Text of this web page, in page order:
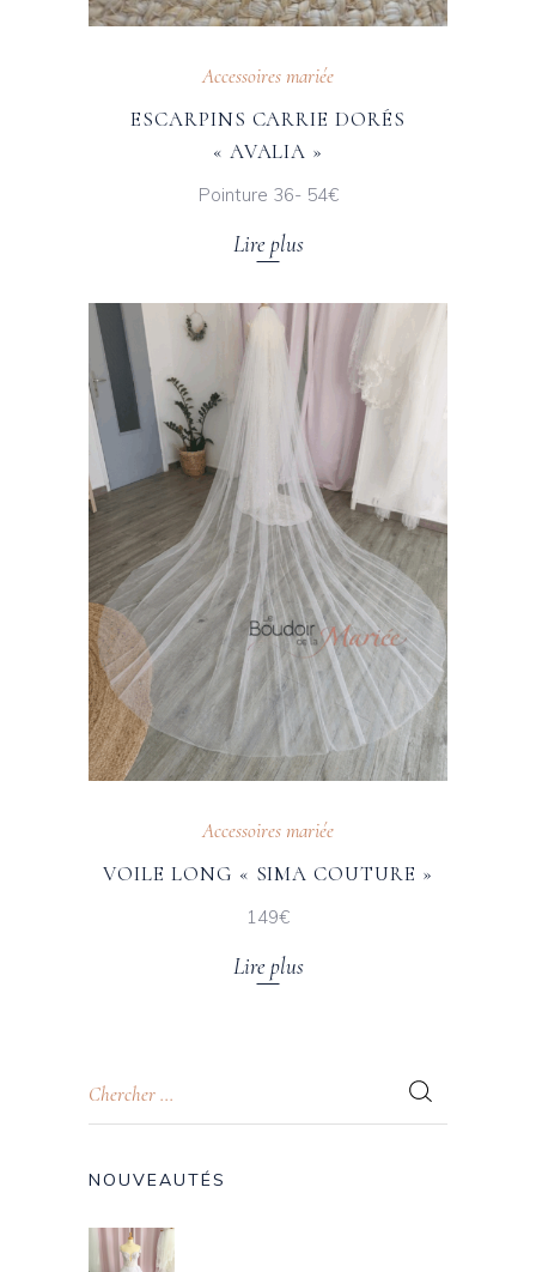
Accessoires mariée
ESCARPINS CARRIE DORÉS
« AVALIA »
Pointure 36- 54€
Lire plus
Accessoires mariée
VOILE LONG « SIMA COUTURE »
149€
Lire plus
NOUVEAUTÉS